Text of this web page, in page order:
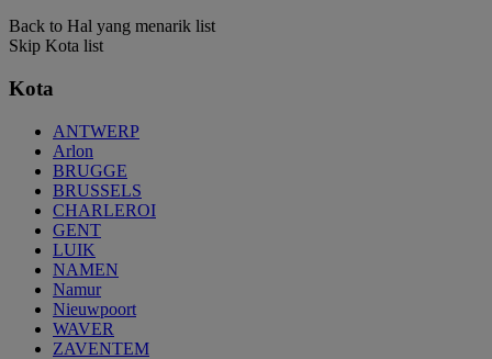
Back to Hal yang menarik list
Skip Kota list
Kota
ANTWERP
Arlon
BRUGGE
BRUSSELS
CHARLEROI
GENT
LUIK
NAMEN
Namur
Nieuwpoort
WAVER
ZAVENTEM